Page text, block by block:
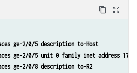
content_copy zoom_out_map
ge-2/0/5 description to-Host
ge-2/0/5 unit 0 family inet address
ge-2/0/8 description to-R2